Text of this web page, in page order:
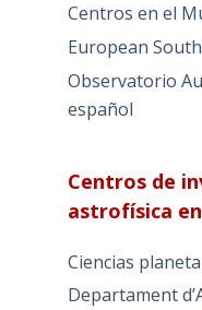
Centros en el
European
Observatorio
español
Centros de
astrofísica
Ciencias
Departament